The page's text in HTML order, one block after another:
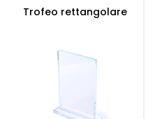
personalizzate,Società
Trofeo rettangolare